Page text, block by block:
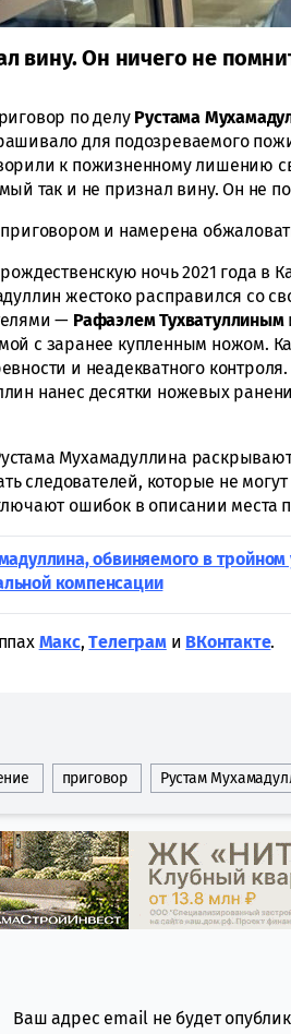
вину. Он ничего не
по делу Рустама
для подозреваемого
к пожизненному лишению
так и не признал вину. Он не
и намерена
ночь 2021 года в
жестоко расправился со
— Рафаэлем Тухватуллиным
с заранее купленным ножом.
и неадекватного
нанес десятки ножевых
Мухамадуллина
следователей, которые не
ошибок в описании места
обвиняемого в
компенсации
Макс,Tелеграми ВКонтакте.
приговор Рустам
Ваш адрес email не будет